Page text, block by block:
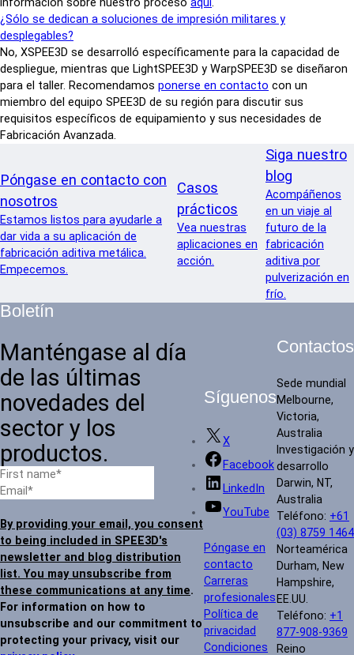
información sobre nuestro proceso aquí.
¿Sólo se dedican a soluciones de impresión militares y
desplegables?
No, XSPEE3D se desarrolló específicamente para la capacidad de
despliegue, mientras que LightSPEE3D y WarpSPEE3D se diseñaron
para el taller. Recomendamos ponerse en contacto con un
miembro del equipo SPEE3D de su región para discutir sus
requisitos específicos de equipamiento y sus necesidades de
Fabricación Avanzada.
Póngase en contacto con
nosotros
Estamos listos para ayudarle a
dar vida a su aplicación de
fabricación aditiva metálica.
Empecemos.
Casos
prácticos
Vea nuestras
aplicaciones en
acción.
Siga nuestro
blog
Acompáñenos
en un viaje al
futuro de la
fabricación
aditiva por
pulverización en
frío.
Boletín
Manténgase al día
de las últimas
novedades del
sector y los
productos.
By providing your email, you consent
to being included in SPEE3D's
newsletter and blog distribution
list. You may unsubscribe from
these communications at any time.
For information on how to
unsubscribe and our commitment to
protecting your privacy, visit our
Síguenos
X
Facebook
LinkedIn
YouTube
Póngase en
contacto
Carreras
profesionales
Política de
privacidad
Condiciones
Contactos
Sede mundial
Melbourne,
Victoria,
Australia
Investigación y
desarrollo
Darwin, NT,
Australia
Teléfono: +61
(03) 8759 1464
Norteamérica
Durham, New
Hampshire,
EE.UU.
Teléfono: +1
877-908-9369
Reino